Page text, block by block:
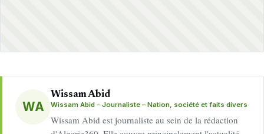
WA
Wissam Abid
Wissam Abid - Journaliste – Nation, société et faits divers
Wissam Abid est journaliste au sein de la rédaction